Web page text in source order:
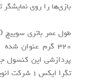
بازی‌‌ها را روی نمایشگر
320 گرم عنوان
پردازشی این کنسول
تگرا ایکس 1 شرکت انویدیا در این محصول استفاده شده است.